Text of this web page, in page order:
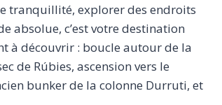
tranquillité, explorer des endroits
absolue, c’est votre destination
à découvrir : boucle autour de la
de Rúbies, ascension vers le
bunker de la colonne Durruti, et